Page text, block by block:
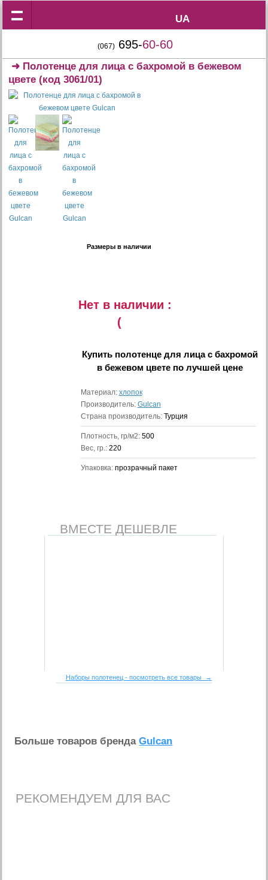
UA
UA
(067) 695-60-60
➜ Полотенце для лица с бахромой в бежевом
цвете (код 3061/01)
Размеры в наличии
Нет в наличии :
(
Купить полотенце для лица с бахромой
в бежевом цветепо лучшей цене
Материал: хлопок
Производитель: Gulcan
Страна производитель: Турция
Плотность, гр/м2: 500
Вес, гр.: 220
Упаковка: прозрачный пакет
ВМЕСТЕ ДЕШЕВЛЕ
Наборы полотенец - посмотреть все товары →
Больше товаров брендаGulcan
РЕКОМЕНДУЕМ ДЛЯ ВАС